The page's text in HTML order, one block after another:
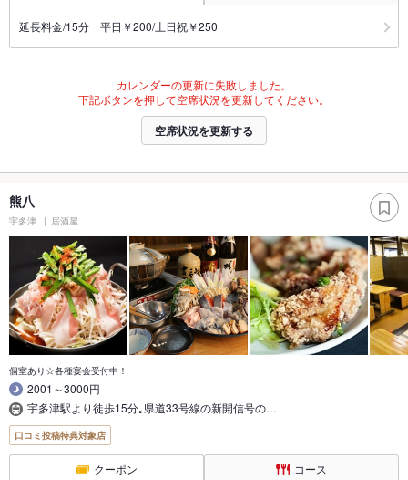
延長料金/15分 平日￥200/土日祝￥250
カレンダーの更新に失敗しました。
下記ボタンを押して空席状況を更新してください。
空席状況を更新する
熊八
宇多津 居酒屋
個室あり☆各種宴会受付中！
2001～3000円
宇多津駅より徒歩15分｡県道33号線の新開信号の…
口コミ投稿特典対象店
クーポン コース